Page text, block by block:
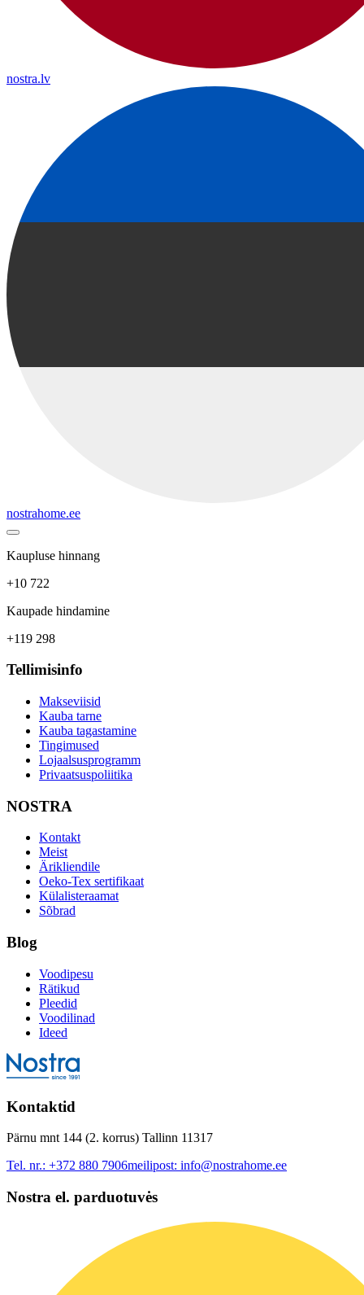
nostra.lv
nostrahome.ee
Kaupluse hinnang
+10 722
Kaupade hindamine
+119 298
Tellimisinfo
Makseviisid
Kauba tarne
Kauba tagastamine
Tingimused
Lojaalsusprogramm
Privaatsuspoliitika
NOSTRA
Kontakt
Meist
Ärikliendile
Oeko-Tex sertifikaat
Külalisteraamat
Sõbrad
Blog
Voodipesu
Rätikud
Pleedid
Voodilinad
Ideed
Kontaktid
Pärnu mnt 144 (2. korrus) Tallinn 11317
Tel. nr.: +372 880 7906meilipost: info@nostrahome.ee
Nostra el. parduotuvės